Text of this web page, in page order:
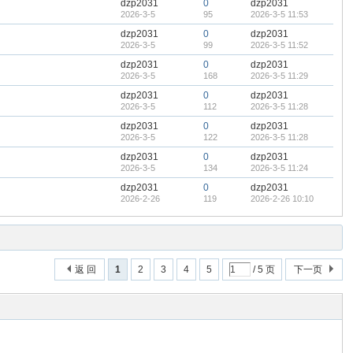
dzp2031
2026-3-5
0
95
dzp2031
2026-3-5 11:53
dzp2031
2026-3-5
0
99
dzp2031
2026-3-5 11:52
dzp2031
2026-3-5
0
168
dzp2031
2026-3-5 11:29
dzp2031
2026-3-5
0
112
dzp2031
2026-3-5 11:28
dzp2031
2026-3-5
0
122
dzp2031
2026-3-5 11:28
dzp2031
2026-3-5
0
134
dzp2031
2026-3-5 11:24
dzp2031
2026-2-26
0
119
dzp2031
2026-2-26 10:10
1 2 3 4 5 / 5 页 下一页
返 回